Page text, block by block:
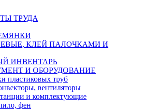
ТРУДА
КЛЕЙ ПАЛОЧКАМИ И
ИНВЕНТАРЬ
И ОБОРУДОВАНИЕ
пластиковых труб
вентиляторы
и комплектующие
фен